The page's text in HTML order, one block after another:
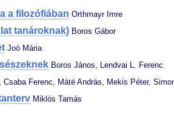
a filozófiában Orthmayr Imre
tanároknak) Boros Gábor
Joó Mária
Boros János, Lendvai L. Ferenc
Ferenc, Máté András, Mekis Péter,
Miklós Tamás